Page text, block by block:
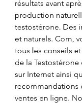
résultats avant
production
testostérone. Des
et naturels. Com,
tous les conseils
de la
sur Internet ainsi
recommandations
ventes en ligne.